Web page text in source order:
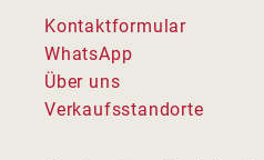
Kontaktformular
WhatsApp
Über uns
Verkaufsstandorte